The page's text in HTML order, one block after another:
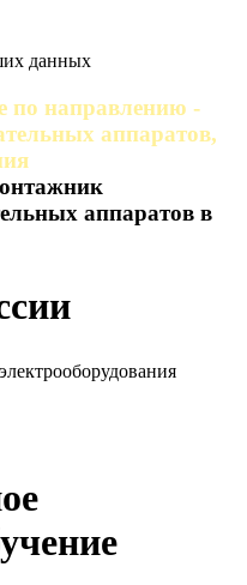
данных
по направлению -
аппаратов,
аппаратов в